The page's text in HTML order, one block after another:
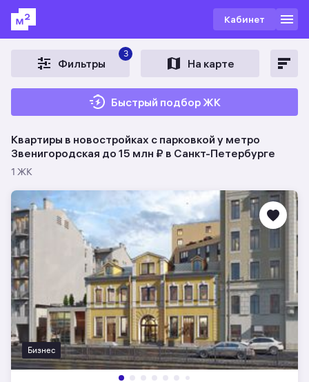
Кабинет
Фильтры
3
На карте
Быстрый подбор ЖК
Квартиры в новостройках с парковкой у метро
Звенигородская до 15 млн ₽ в Санкт-Петербурге
1 ЖК
Бизнес